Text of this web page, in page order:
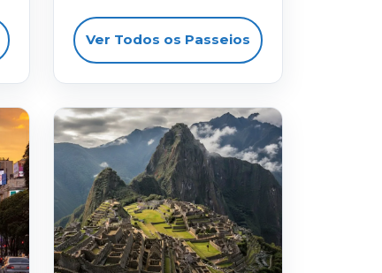
Ver Todos os Passeios